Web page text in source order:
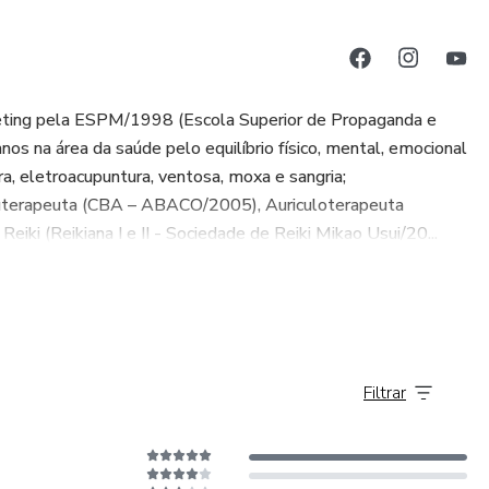
pela ESPM/1998 (Escola Superior de Propaganda e
na área da saúde pelo equilíbrio físico, mental, emocional
eletroacupuntura, ventosa, moxa e sangria;
(CBA – ABACO/2005), Auriculoterapeuta
(Reikiana I e II - Sociedade de Reiki Mikao Usui/20...
Filtrar